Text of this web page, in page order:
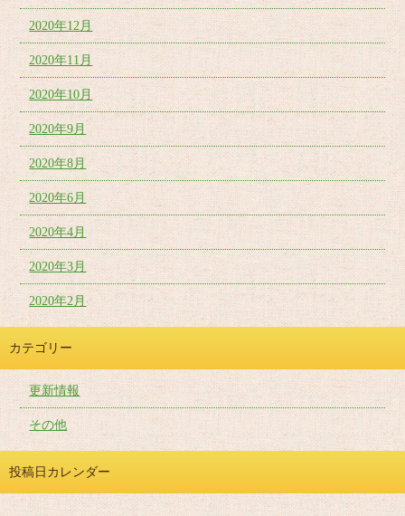
2020年12月
2020年11月
2020年10月
2020年9月
2020年8月
2020年6月
2020年4月
2020年3月
2020年2月
カテゴリー
更新情報
その他
投稿日カレンダー